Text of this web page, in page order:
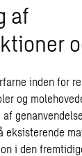
af
inden for
og
eksisterende
i den